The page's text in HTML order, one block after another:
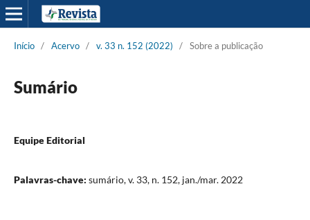
Início / Acervo / v. 33 n. 152 (2022) / Sobre a publicação
Sumário
Equipe Editorial
Palavras-chave: sumário, v. 33, n. 152, jan./mar. 2022